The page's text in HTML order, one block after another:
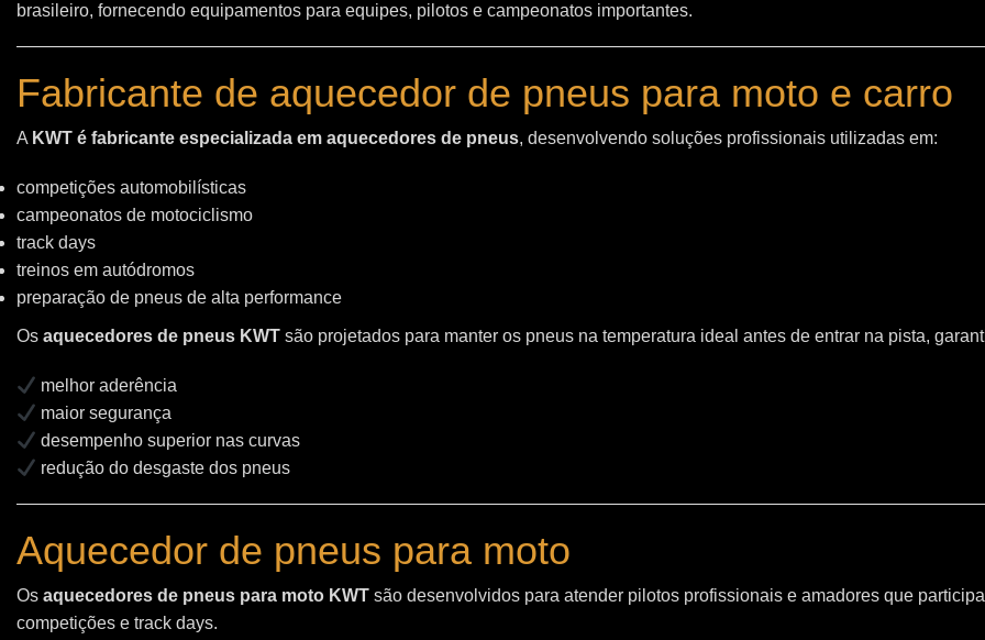
brasileiro, fornecendo equipamentos para equipes, pilotos e campeonatos importantes.
Fabricante de aquecedor de pneus para moto e carro
A KWT é fabricante especializada em aquecedores de pneus, desenvolvendo soluções profissionais utilizadas em:
competições automobilísticas
campeonatos de motociclismo
track days
treinos em autódromos
preparação de pneus de alta performance
Os aquecedores de pneus KWT são projetados para manter os pneus na temperatura ideal antes de entrar na pista,
melhor aderência
maior segurança
desempenho superior nas curvas
redução do desgaste dos pneus
Aquecedor de pneus para moto
Os aquecedores de pneus para moto KWT são desenvolvidos para atender pilotos profissionais e amadores que
competições e track days.